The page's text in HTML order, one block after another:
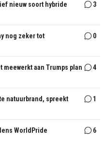
nieuw soort hybride
3
nog zeker tot
0
meewerkt aan Trumps plan
4
natuurbrand, spreekt
1
WorldPride 6